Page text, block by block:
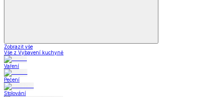
Zobrazit vše
Vše z Vybavení kuchyně
Vaření
Pečení
Stolování